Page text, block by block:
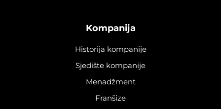
Kompanija
Historija kompanije
Sjedište kompanije
Menadžment
Franšize